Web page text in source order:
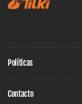
Políticas
Contacto